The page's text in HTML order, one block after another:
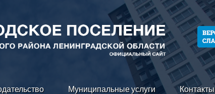
Муниципальные услуги Контакты